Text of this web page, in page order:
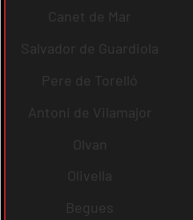
Canet de Mar
Salvador de Guardiola
Pere de Torelló
Antoni de Vilamajor
Olvan
Olivella
Begues